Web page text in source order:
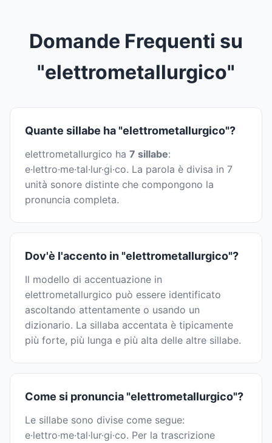
Domande Frequenti su
"elettrometallurgico"
Quante sillabe ha "elettrometallurgico"?
elettrometallurgico ha 7 sillabe:
e·lettro·me·tal·lur·gi·co. La parola è divisa in 7
unità sonore distinte che compongono la
pronuncia completa.
Dov'è l'accento in "elettrometallurgico"?
Il modello di accentuazione in
elettrometallurgico può essere identificato
ascoltando attentamente o usando un
dizionario. La sillaba accentata è tipicamente
più forte, più lunga e più alta delle altre sillabe.
Come si pronuncia "elettrometallurgico"?
Le sillabe sono divise come segue:
e·lettro·me·tal·lur·gi·co. Per la trascrizione